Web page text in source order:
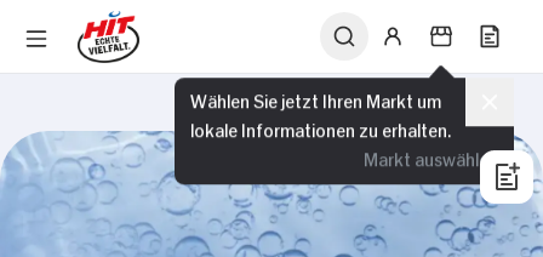
Wählen Sie jetzt Ihren Markt um
lokale Informationen zu erhalten.
Markt auswählen